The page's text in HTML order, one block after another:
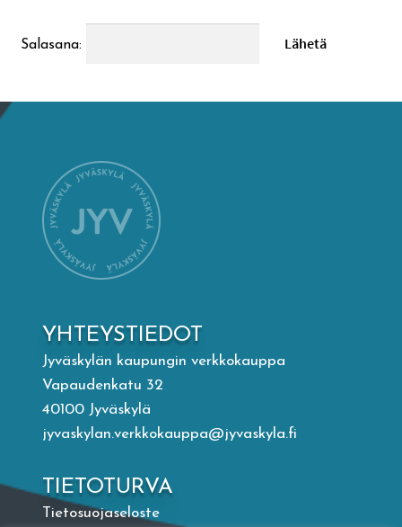
Taideapteekki
Kirjasto
Valon Kaupunki
Lasten Lysti & LystiKylä-festivaali
English
Salasana:
YHTEYSTIEDOT
Jyväskylän kaupungin verkkokauppa
Vapaudenkatu 32
40100 Jyväskylä
jyvaskylan.verkkokauppa@jyvaskyla.fi
TIETOTURVA
Tietosuojaseloste